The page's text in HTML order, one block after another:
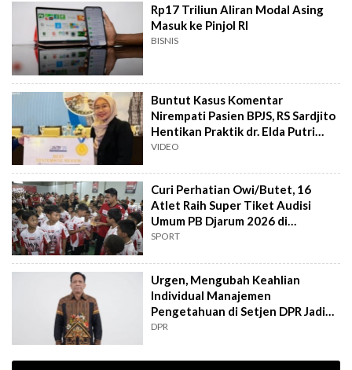
Rp17 Triliun Aliran Modal Asing
Masuk ke Pinjol RI
BISNIS
Buntut Kasus Komentar
Nirempati Pasien BPJS, RS Sardjito
Hentikan Praktik dr. Elda Putri
Rahard
VIDEO
Curi Perhatian Owi/Butet, 16
Atlet Raih Super Tiket Audisi
Umum PB Djarum 2026 di
Makassar
SPORT
Urgen, Mengubah Keahlian
Individual Manajemen
Pengetahuan di Setjen DPR Jadi
Kekuatan Institusional
DPR